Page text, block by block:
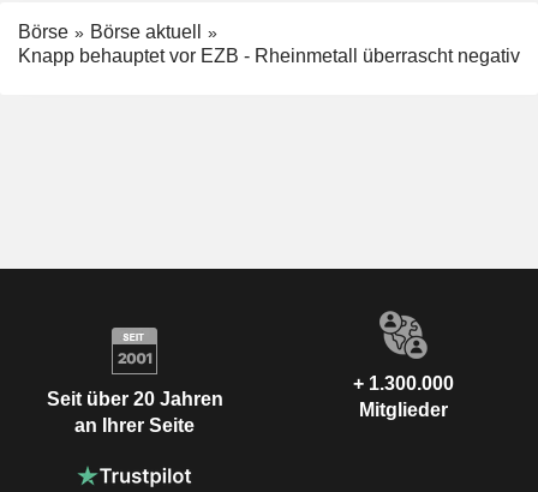
Börse
Börse aktuell
Knapp behauptet vor EZB - Rheinmetall überrascht negativ
Seit über 20 Jahren
an Ihrer Seite
+ 1.300.000
Mitglieder